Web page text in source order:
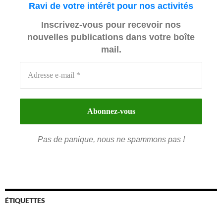
Ravi de votre intérêt pour nos activités
Inscrivez-vous pour recevoir nos
nouvelles publications dans votre boîte
mail.
Pas de panique, nous ne spammons pas !
ÉTIQUETTES